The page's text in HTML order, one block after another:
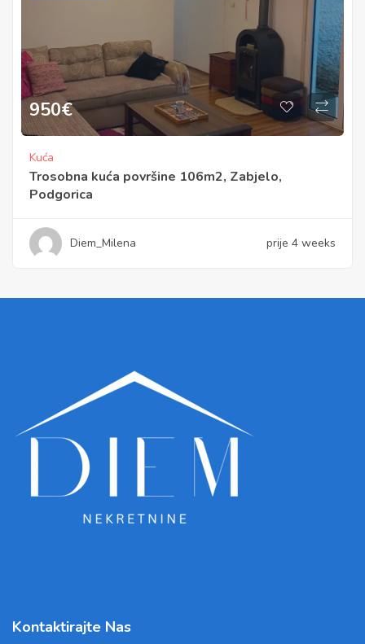
950€
Kuća
Trosobna kuća površine 106m2, Zabjelo,
Podgorica
Diem_Milena prije 4 weeks
Kontaktirajte Nas